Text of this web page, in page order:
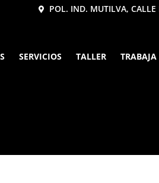
POL. IND. MUTILVA, CALLE
SERVICIOS TALLER